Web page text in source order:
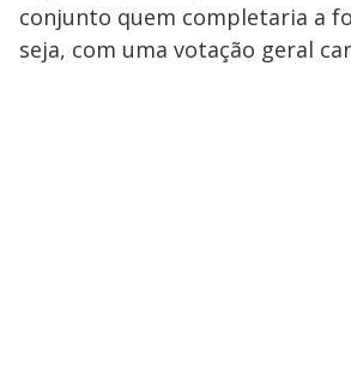
conjunto quem completaria a
seja, com uma votação geral